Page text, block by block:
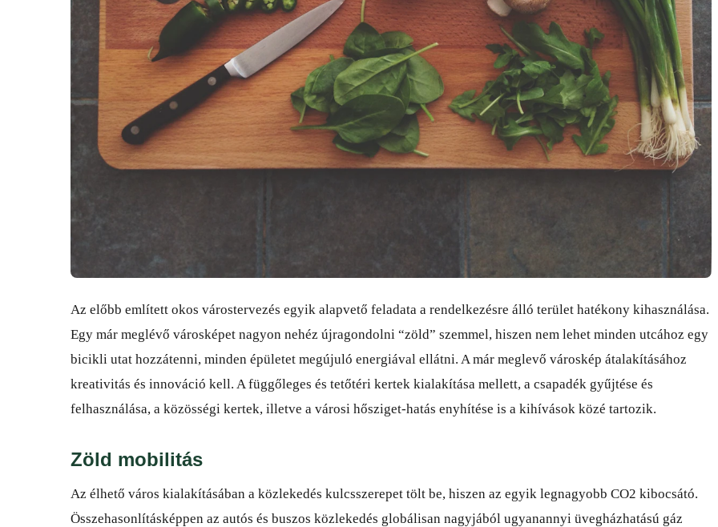
Az előbb említett okos várostervezés egyik alapvető feladata a rendelkezésre álló terület hatékony kihasználása.
Egy már meglévő városképet nagyon nehéz újragondolni “zöld” szemmel, hiszen nem lehet minden utcához egy
bicikli utat hozzátenni, minden épületet megújuló energiával ellátni. A már meglevő városkép átalakításához
kreativitás és innováció kell. A függőleges és tetőtéri kertek kialakítása mellett, a csapadék gyűjtése és
felhasználása, a közösségi kertek, illetve a városi hősziget-hatás enyhítése is a kihívások közé tartozik.
Zöld mobilitás
Az élhető város kialakításában a közlekedés kulcsszerepet tölt be, hiszen az egyik legnagyobb CO2 kibocsátó.
Összehasonlításképpen az autós és buszos közlekedés globálisan nagyjából ugyanannyi üvegházhatású gáz